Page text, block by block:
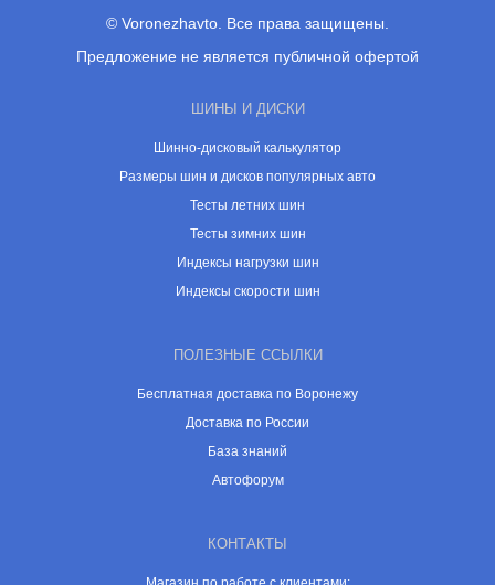
© Voronezhavto. Все права защищены.
Предложение не является публичной офертой
ШИНЫ И ДИСКИ
Шинно-дисковый калькулятор
Размеры шин и дисков популярных авто
Тесты летних шин
Тесты зимних шин
Индексы нагрузки шин
Индексы скорости шин
ПОЛЕЗНЫЕ ССЫЛКИ
Бесплатная доставка по Воронежу
Доставка по России
База знаний
Автофорум
КОНТАКТЫ